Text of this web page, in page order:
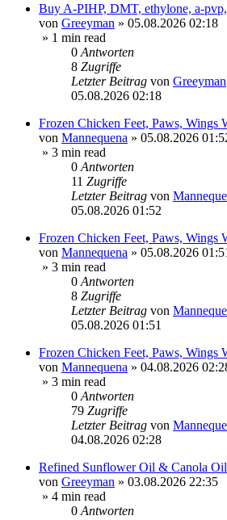
Buy A-PIHP, DMT, ethylone, a-
von Greeyman » 05.08.2026 02:18
» 1 min read
0 Antworten
8 Zugriffe
Letzter Beitrag von Greeyman
05.08.2026 02:18
Frozen Chicken Feet, Paws, Wings
von Mannequena » 05.08.2026
» 3 min read
0 Antworten
11 Zugriffe
Letzter Beitrag von
05.08.2026 01:52
Frozen Chicken Feet, Paws, Wings
von Mannequena » 05.08.2026
» 3 min read
0 Antworten
8 Zugriffe
Letzter Beitrag von
05.08.2026 01:51
Frozen Chicken Feet, Paws, Wings
von Mannequena » 04.08.2026
» 3 min read
0 Antworten
79 Zugriffe
Letzter Beitrag von
04.08.2026 02:28
Refined Sunflower Oil & Canola
von Greeyman » 03.08.2026 22:35
» 4 min read
0 Antworten